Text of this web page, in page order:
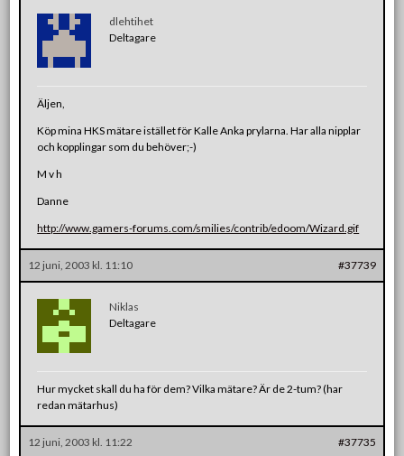
dlehtihet
Deltagare
Äljen,
Köp mina HKS mätare istället för Kalle Anka prylarna. Har alla nipplar
och kopplingar som du behöver;-)
M v h
Danne
http://www.gamers-forums.com/smilies/contrib/edoom/Wizard.gif
12 juni, 2003 kl. 11:10 #37739
Niklas
Deltagare
Hur mycket skall du ha för dem? Vilka mätare? Är de 2-tum? (har
redan mätarhus)
12 juni, 2003 kl. 11:22 #37735